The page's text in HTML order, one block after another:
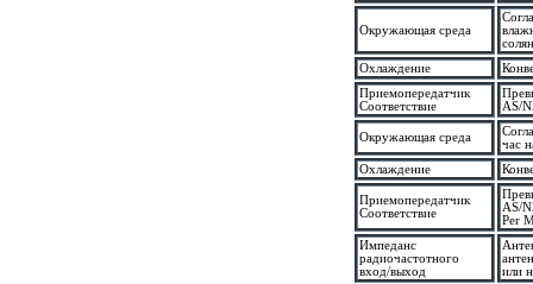
Окружающая среда
Охлаждение
Приемопередатчик
Соответствие
AS/
Окружающая среда
час
Охлаждение
Приемопередатчик
Соответствие
AS/
Per
Импеданс
радиочастотного
вход/выход
или